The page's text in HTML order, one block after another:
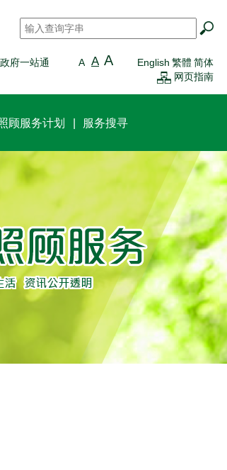
搜寻 *
府一站通 A A A English 繁體 简体
网页指南
顾服务计划 服务搜寻